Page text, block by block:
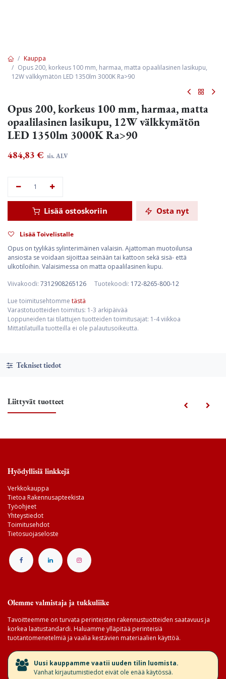
Kauppa
Opus 200, korkeus 100 mm, harmaa, matta opaalilasinen lasikupu,
12W välkkymätön LED 1350lm 3000K Ra>90
Opus 200, korkeus 100 mm, harmaa, matta
opaalilasinen lasikupu, 12W välkkymätön
LED 1350lm 3000K Ra>90
484,83 € sis. ALV
Lisää ostoskoriin Osta nyt
Lisää Toivelistalle
Opus on tyylikäs sylinterimäinen valaisin. Ajattoman muotoilunsa
ansiosta se voidaan sijoittaa seinään tai kattoon sekä sisä- että
ulkotiloihin. Valaisimessa on matta opaalilasinen kupu.
Viivakoodi: 7312908265126 Tuotekoodi: 172-8265-800-12
Lue toimitusehtomme tästä
Varastotuotteiden toimitus: 1-3 arkipäivää
Loppuneiden tai tilattujen tuotteiden toimitusajat: 1-4 viikkoa
Mittatilatuilla tuotteilla ei ole palautusoikeutta.
Tekniset tiedot
Liittyvät tuotteet
Hyödyllisiä linkkejä
Verkkokauppa
Tietoa Rakennusapteekista
Työohjeet
Yhteystiedot
Toimitusehdot
Tietosuojaseloste
Olemme valmistaja ja tukkuliike
Tavoitteemme on turvata perinteisten rakennustuotteiden saatavuus ja
korkea laatustandardi. Haluamme ylläpitää perinteisiä
tuotantomenetelmiä ja vaalia kestävien materiaalien käyttöä.
​Uusi kauppamme vaatii uuden tilin luomista.
Vanhat kirjautumistiedot eivät ole enää käytössä.